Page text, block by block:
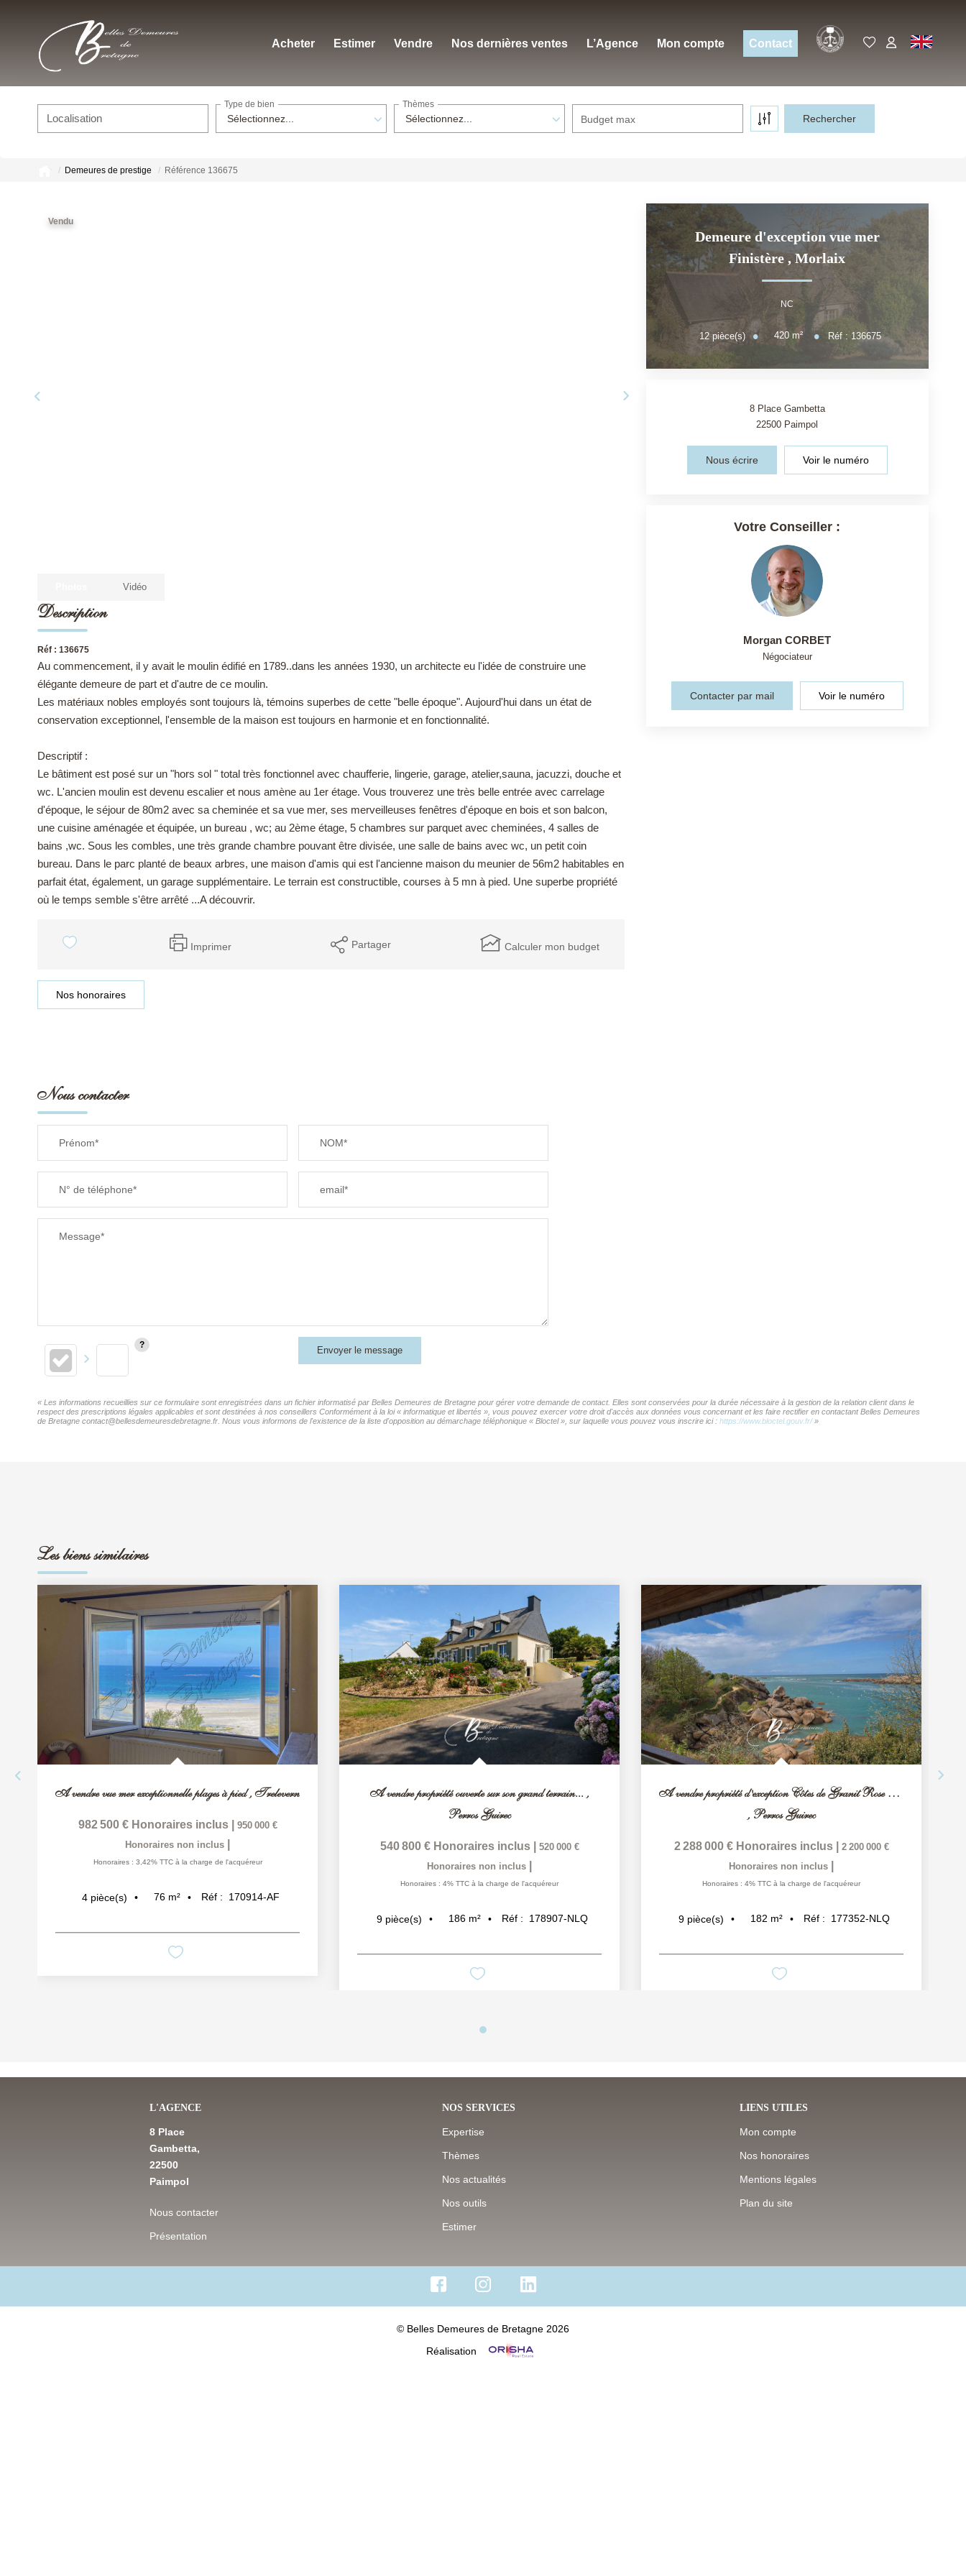
Acheter Estimer Vendre Nos dernières ventes L’Agence Mon compte Contact EN
Localisation Sélectionnez...
Type de bien
Sélectionnez...
Thèmes
Budget max
Demeures de prestige Référence 136675
Vendu
Vidéo
Description
Réf : 136675
Au commencement, il y avait le moulin édifié en 1789..dans les années 1930, un architecte eu l'idée de construire une
élégante demeure de part et d'autre de ce moulin.
Les matériaux nobles employés sont toujours là, témoins superbes de cette "belle époque". Aujourd'hui dans un état de
conservation exceptionnel, l'ensemble de la maison est toujours en harmonie et en fonctionnalité.
Descriptif :
Le bâtiment est posé sur un "hors sol " total très fonctionnel avec chaufferie, lingerie, garage, atelier,sauna, jacuzzi, douche et
wc. L'ancien moulin est devenu escalier et nous amène au 1er étage. Vous trouverez une très belle entrée avec carrelage
d'époque, le séjour de 80m2 avec sa cheminée et sa vue mer, ses merveilleuses fenêtres d'époque en bois et son balcon,
une cuisine aménagée et équipée, un bureau , wc; au 2ème étage, 5 chambres sur parquet avec cheminées, 4 salles de
bains ,wc. Sous les combles, une très grande chambre pouvant être divisée, une salle de bains avec wc, un petit coin
bureau. Dans le parc planté de beaux arbres, une maison d'amis qui est l'ancienne maison du meunier de 56m2 habitables en
parfait état, également, un garage supplémentaire. Le terrain est constructible, courses à 5 mn à pied. Une superbe propriété
où le temps semble s'être arrêté ...A découvrir.
Imprimer Partager Calculer mon budget
Nos honoraires
Demeure d'exception vue mer
Finistère,Morlaix
NC
12pièce(s) 420 m² Réf : 136675
8 Place Gambetta
22500 Paimpol
Nous écrire Voir le numéro
Votre Conseiller :
Morgan CORBET
Négociateur
Contacter par mail Voir le numéro
Nous contacter
Prénom* NOM*
N° de téléphone* email*
Message*
Envoyer le message
« Les informations recueillies sur ce formulaire sont enregistrées dans un fichier informatisé par Belles Demeures de Bretagne pour gérer votre demande de contact. Elles sont conservées pour la durée nécessaire à la gestion de la relation client dans le
respect des prescriptions légales applicables et sont destinées à nos conseillers Conformément à la loi « informatique et libertés », vous pouvez exercer votre droit d'accès aux données vous concernant et les faire rectifier en contactant Belles Demeures
de Bretagne contact@bellesdemeuresdebretagne.fr. Nous vous informons de l'existence de la liste d'opposition au démarchage téléphonique « Bloctel », sur laquelle vous pouvez vous inscrire ici : https://www.bloctel.gouv.fr/»
Les biens similaires
A vendre vue mer exceptionnelle plages à pied,Trelevern
982 500 € Honoraires inclus
950 000 €
Honoraires non inclus
Honoraires : 3,42% TTC à la charge de l'acquéreur
4 pièce(s) 76 m² Réf : 170914-AF
A vendre propriété ouverte sur son grand terrain...,
Perros Guirec
540 800 € Honoraires inclus
520 000 €
Honoraires non inclus
Honoraires : 4% TTC à la charge de l'acquéreur
9 pièce(s) 186 m² Réf : 178907-NLQ
A vendre propriété d'exception Côtes de Granit Rose Bretagne
, Perros Guirec
2 288 000 € Honoraires inclus
2 200 000 €
Honoraires non inclus
Honoraires : 4% TTC à la charge de l'acquéreur
9 pièce(s) 182 m² Réf : 177352-NLQ
L'AGENCE
8 Place
Gambetta,
22500
Paimpol
Nous contacter
Présentation
NOS SERVICES
Expertise
Thèmes
Nos actualités
Nos outils
Estimer
LIENS UTILES
Mon compte
Nos honoraires
Mentions légales
Plan du site
© Belles Demeures de Bretagne 2026
Réalisation